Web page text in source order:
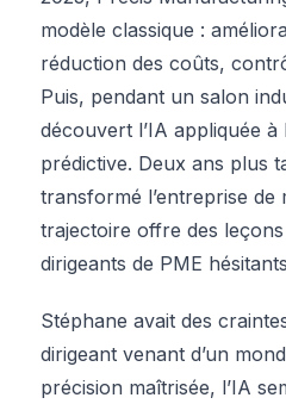
modèle classique :
réduction des coûts,
Puis, pendant un salon
découvert l’IA appliquée à
prédictive. Deux ans plus
transformé l’entreprise de
trajectoire offre des
dirigeants de PME
Stéphane avait des
dirigeant venant d’un
précision maîtrisée, l’IA